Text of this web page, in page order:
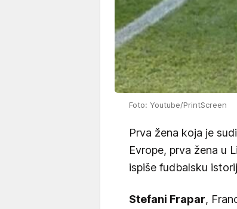
Foto: Youtube/PrintScreen
Prva žena koja je
Evrope, prva žena u
ispiše fudbalsku
Stefani Frapar,